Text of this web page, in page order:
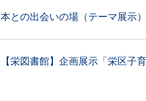
本との出会いの場（テーマ展示
【栄図書館】企画展示「栄区子